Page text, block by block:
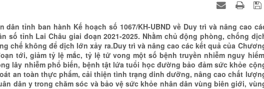
dân tỉnh ban hành Kế hoạch số 1067/KH-UBND về Duy trì và nâng cao
số tỉnh Lai Châu giai đoạn 2021-2025. Nhằm chủ động phòng, chống
chế không để dịch lớn xảy ra.Duy trì và nâng cao các kết quả của
tới, giảm tỷ lệ mắc, tỷ lệ tử vong một số bệnh truyền nhiễm nguy
lây nhiễm phổ biến, bệnh tật lứa tuổi học đường bảo đảm sức khỏe
an toàn thực phẩm, cải thiện tình trạng dinh dưỡng, nâng cao chất
dân y trong chăm sóc và bảo vệ sức khỏe nhân dân vùng biên giới,